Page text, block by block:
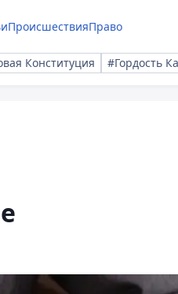
ПроисшествияПраво
Конституция #Гордость